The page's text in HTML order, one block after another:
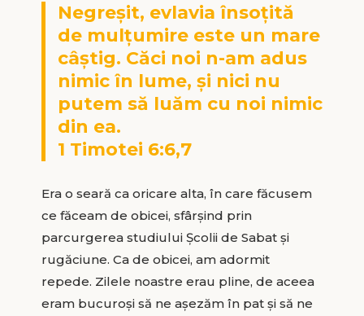
Negreşit, evlavia însoţită
de mulţumire este un mare
câştig. Căci noi n-am adus
nimic în lume, şi nici nu
putem să luăm cu noi nimic
din ea.
1 Timotei 6:6,7
Era o seară ca oricare alta, în care făcusem
ce făceam de obicei, sfârşind prin
parcurgerea studiului Școlii de Sabat și
rugăciune. Ca de obicei, am adormit
repede. Zilele noastre erau pline, de aceea
eram bucuroși să ne așezăm în pat și să ne